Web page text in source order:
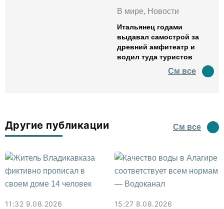
В мире, Новости
Итальянец годами
выдавал самострой за
древний амфитеатр и
водил туда туристов
См все
Другие публикации См все
11:32 9.08.2026
15:27 8.08.2026